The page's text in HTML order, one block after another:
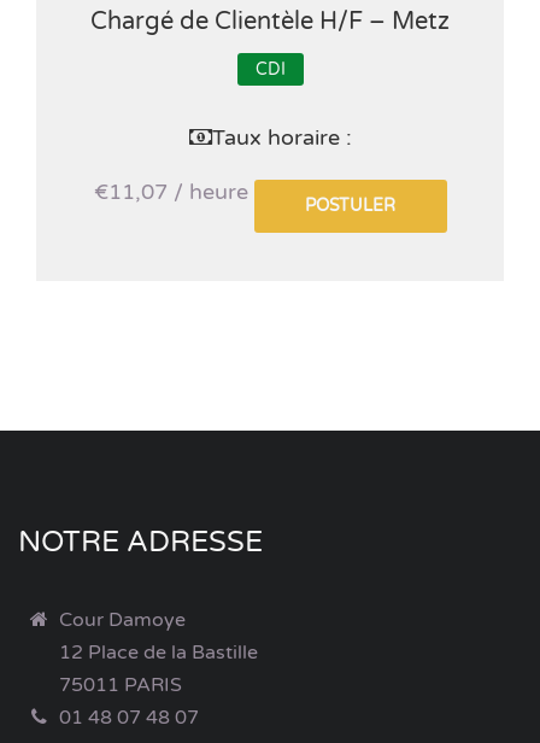
Chargé de Clientèle H/F – Metz
CDI
Taux horaire :
€11,07 / heure
POSTULER
NOTRE ADRESSE
Cour Damoye
12 Place de la Bastille
75011 PARIS
01 48 07 48 07